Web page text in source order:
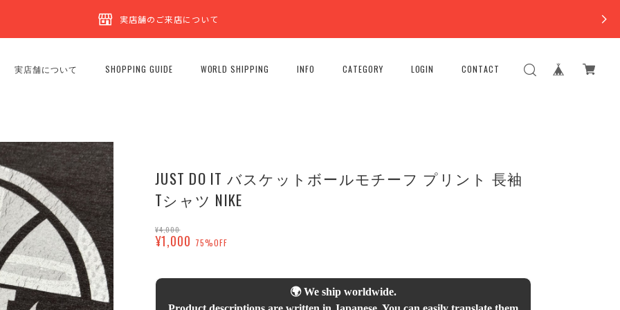
実店舗のご来店について
実店舗について SHOPPING GUIDE WORLD SHIPPING INFO CATEGORY LOGIN CONTACT
JUST DO IT バスケットボールモチーフ プリント 長袖
Tシャツ NIKE
¥4,000
¥1,000 75%OFF
🌍 We ship worldwide.